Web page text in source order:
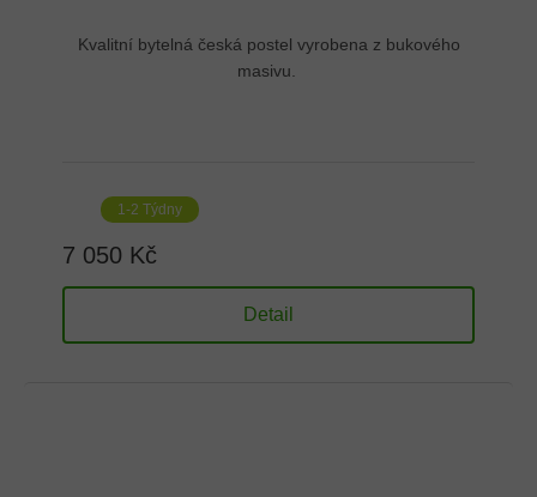
Kvalitní bytelná česká postel vyrobena z bukového
masivu.
1-2 Týdny
7 050 Kč
Detail